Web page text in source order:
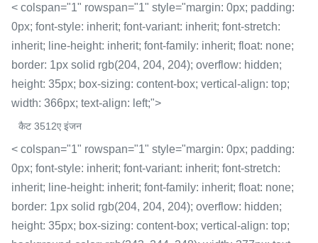
< colspan="1" rowspan="1" style="margin: 0px; padding:
0px; font-style: inherit; font-variant: inherit; font-stretch:
inherit; line-height: inherit; font-family: inherit; float: none;
border: 1px solid rgb(204, 204, 204); overflow: hidden;
height: 35px; box-sizing: content-box; vertical-align: top;
width: 366px; text-align: left;">
कैट 3512ए इंजन
< colspan="1" rowspan="1" style="margin: 0px; padding:
0px; font-style: inherit; font-variant: inherit; font-stretch:
inherit; line-height: inherit; font-family: inherit; float: none;
border: 1px solid rgb(204, 204, 204); overflow: hidden;
height: 35px; box-sizing: content-box; vertical-align: top;